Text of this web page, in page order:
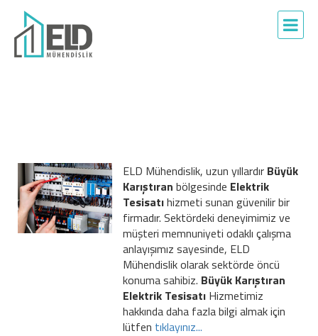
ELD Mühendislik, uzun yıllardır Büyük
Karıştıran bölgesinde Elektrik
Tesisatıhizmeti sunan güvenilir bir
firmadır. Sektördeki deneyimimiz ve
müşteri memnuniyeti odaklı çalışma
anlayışımız sayesinde, ELD
Mühendislik olarak sektörde öncü
konuma sahibiz. Büyük Karıştıran
Elektrik TesisatıHizmetimiz
hakkında daha fazla bilgi almak için
lütfen tıklayınız...